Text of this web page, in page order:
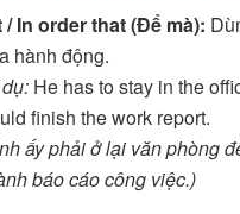
/ In order that (Để mà):
hành động.
He has to stay in the
finish the work report.
ấy phải ở lại văn phòng
báo cáo công việc.)